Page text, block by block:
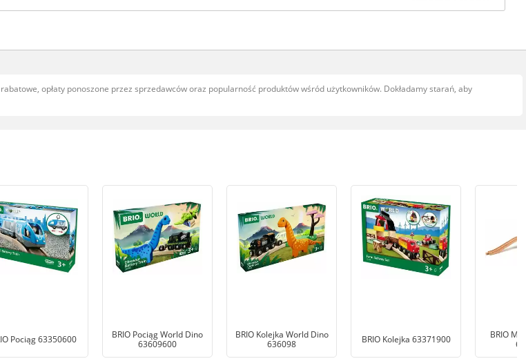
opłaty ponoszone przez sprzedawców oraz popularność produktów wśród użytkowników. Dokładamy starań, aby
Pociąg 63350600
BRIO Pociąg World Dino
63609600
BRIO Kolejka World Dino
636098
BRIO Kolejka 63371900
BRIO